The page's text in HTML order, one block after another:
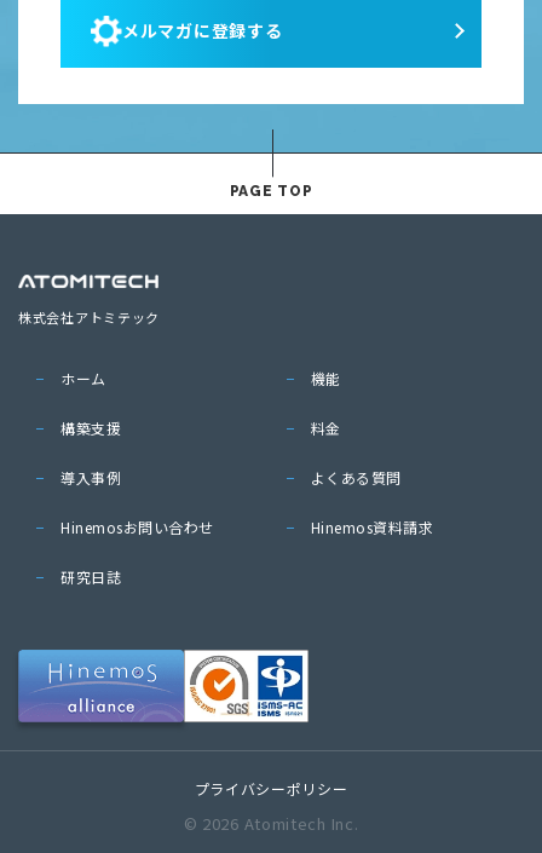
メルマガに登録する
PAGE TOP
株式会社アトミテック
ホーム 機能
構築支援 料金
導入事例 よくある質問
Hinemosお問い合わせ Hinemos資料請求
研究日誌
プライバシーポリシー
© 2026 Atomitech Inc.